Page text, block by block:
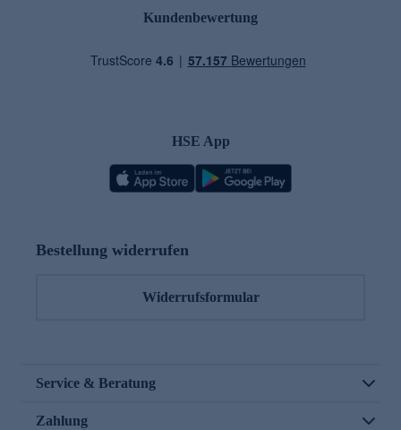
Kundenbewertung
HSE App
Bestellung widerrufen
Widerrufsformular
Service & Beratung
Zahlung